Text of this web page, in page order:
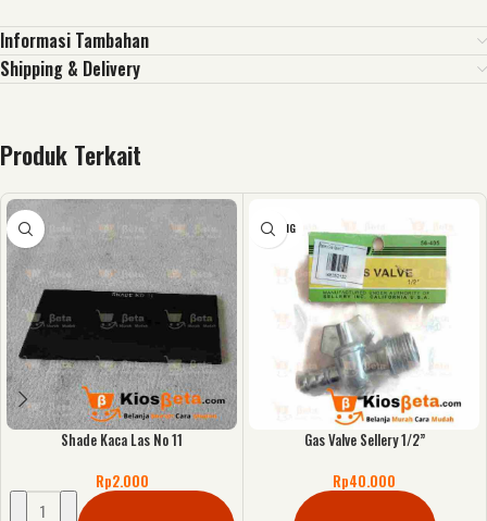
Informasi Tambahan
Shipping & Delivery
Produk Terkait
Shade Kaca Las No 11
Rp2.000
KOSONG
Gas Valve Sellery 1/2”
Rp40.000